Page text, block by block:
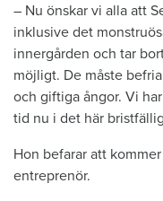
– Nu önskar vi alla att
inklusive det
innergården och tar
möjligt. De måste
och giftiga ångor. Vi
tid nu i det här
Hon befarar att
entreprenör.